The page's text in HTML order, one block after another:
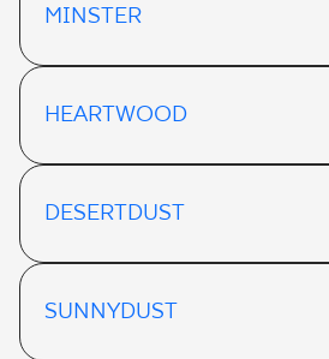
MINSTER
HEARTWOOD
DESERTDUST
SUNNYDUST